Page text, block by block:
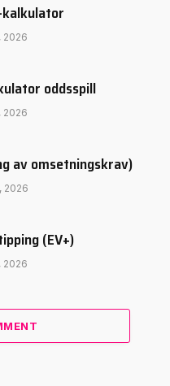
2026
oddsspill
2026
av omsetningskrav)
2026
(EV+)
2026